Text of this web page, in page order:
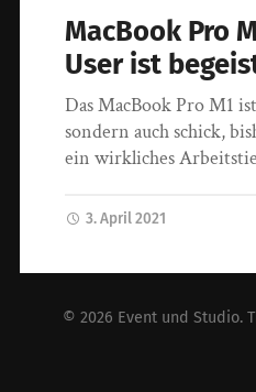
MacBook Pro
User ist
Das MacBook Pro M1
sondern auch schick,
ein wirkliches
3. April 2021
© 2026 Event und Studio.